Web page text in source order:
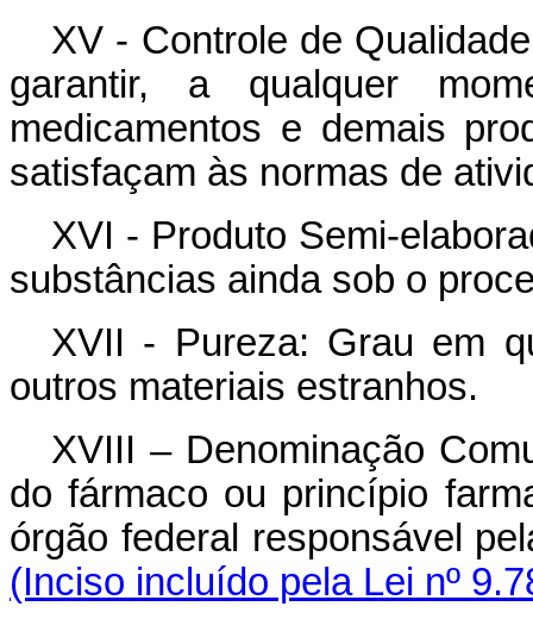
XV - Controle de
garantir, a qualquer
medicamentos e demais
satisfaçam às normas de
XVI - Produto Semi-
substâncias ainda sob o
XVII - Pureza: Grau em
outros materiais estranhos.
XVIII – Denominação
do fármaco ou princípio
órgão federal
(Inciso incluído pela Lei nº